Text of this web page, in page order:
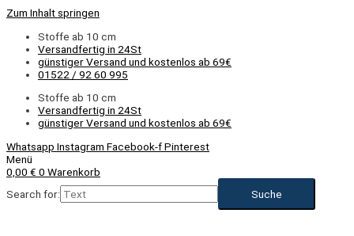
Zum Inhalt springen
Stoffe ab 10 cm
Versandfertig in 24St
günstiger Versand und kostenlos ab 69€
01522 / 92 60 995
Stoffe ab 10 cm
Versandfertig in 24St
günstiger Versand und kostenlos ab 69€
Whatsapp Instagram Facebook-fPinterest
Menü
0,00 € 0 Warenkorb
Search for: